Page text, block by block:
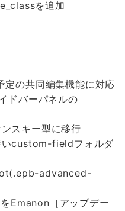
を追加
定の共同編集機能に対応
ドバーパネルの
スキー型に移行
いcustom-fieldフォルダ
advanced-
Emanon［アップデー